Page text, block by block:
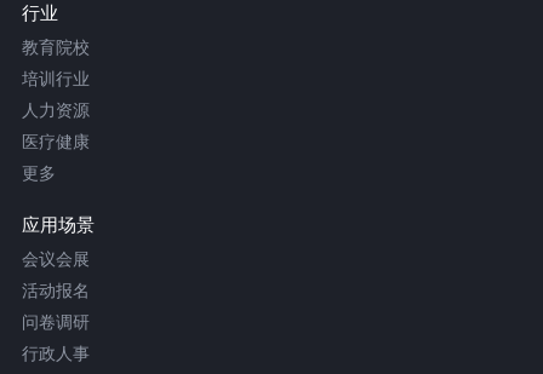
行业
教育院校
培训行业
人力资源
医疗健康
更多
应用场景
会议会展
活动报名
问卷调研
行政人事